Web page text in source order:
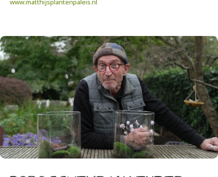
www.matthijsplantenpaleis.nl